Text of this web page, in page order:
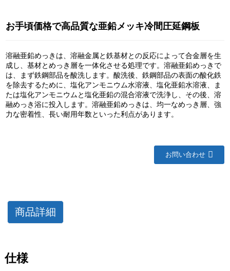
お手頃価格で高品質な亜鉛メッキ冷間圧延鋼板
溶融亜鉛めっきは、溶融金属と鉄基材との反応によって合金層を生
成し、基材とめっき層を一体化させる処理です。溶融亜鉛めっきで
は、まず鉄鋼部品を酸洗します。酸洗後、鉄鋼部品の表面の酸化鉄
を除去するために、塩化アンモニウム水溶液、塩化亜鉛水溶液、ま
たは塩化アンモニウムと塩化亜鉛の混合溶液で洗浄し、その後、溶
融めっき浴に投入します。溶融亜鉛めっきは、均一なめっき層、強
力な密着性、長い耐用年数といった利点があります。
お問い合わせ
商品詳細
仕様